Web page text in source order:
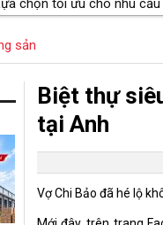
tối ưu cho nhu cầu lưu
sản
Biệt thự
tại Anh
Vợ Chi Bảo đã hé lộ